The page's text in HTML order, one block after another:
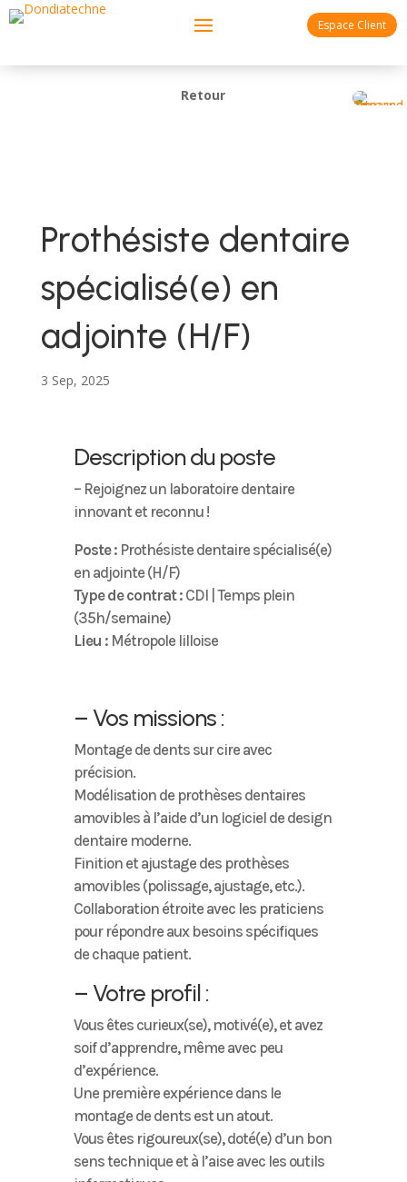
Espace Client
Retour
Prothésiste dentaire
spécialisé(e) en
adjointe (H/F)
3 Sep, 2025
Description du poste
– Rejoignez un laboratoire dentaire
innovant et reconnu !
Poste :Prothésiste dentaire spécialisé(e)
en adjointe (H/F)
Type de contrat :CDI | Temps plein
(35h/semaine)
Lieu :Métropole lilloise
– Vos missions :
Montage de dents sur cire avec
précision.
Modélisation de prothèses dentaires
amovibles à l’aide d’un logiciel de design
dentaire moderne.
Finition et ajustage des prothèses
amovibles (polissage, ajustage, etc.).
Collaboration étroite avec les praticiens
pour répondre aux besoins spécifiques
de chaque patient.
– Votre profil :
Vous êtes curieux(se), motivé(e), et avez
soif d’apprendre, même avec peu
d’expérience.
Une première expérience dans le
montage de dents est un atout.
Vous êtes rigoureux(se), doté(e) d’un bon
sens technique et à l’aise avec les outils